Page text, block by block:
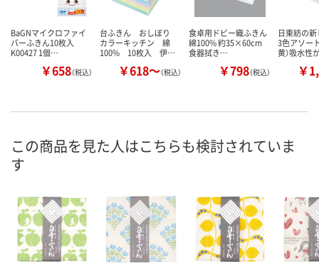
BaGNマイクロファイ
バーふきん10枚入
K00427 1個…
￥658（税込）
台ふきん おしぼり
カラーキッチン 綿
100% 10枚入 伊…
￥618～（税込）
食卓用ドビー織ふきん
綿100% 約35×60cm
食器拭き…
￥798（税込）
日東紡の
3色アソート
黄）吸水性
￥
この商品を見た人はこちらも検討されていま
す